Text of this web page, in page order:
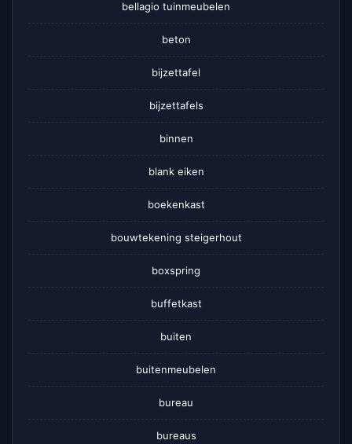
bellagio tuinmeubelen
beton
bijzettafel
bijzettafels
binnen
blank eiken
boekenkast
bouwtekening steigerhout
boxspring
buffetkast
buiten
buitenmeubelen
bureau
bureaus